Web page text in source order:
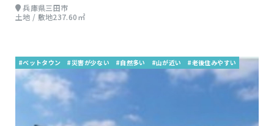
兵庫県三田市
土地 / 敷地237.60㎡
#ベットタウン #災害が少ない #自然多い #山が近い #老後住みやすい